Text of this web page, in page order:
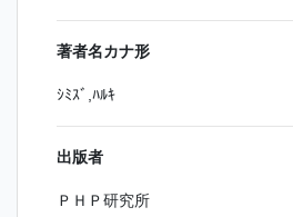
著者名カナ形
ｼﾐｽﾞ,ﾊﾙｷ
出版者
ＰＨＰ研究所